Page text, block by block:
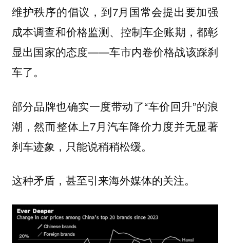
维护秩序的倡议，到7月国常会提出要加强
成本调查和价格监测、控制车企账期，都彰
显出国家的态度——车市内卷价格战该踩刹
车了。
部分品牌也确实一度带动了“车价回升”的浪
潮，然而整体上7月汽车降价力度并无显著
刹车迹象，只能说稍稍松缓。
这种矛盾，甚至引来海外媒体的关注。